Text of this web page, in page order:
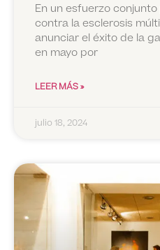
En un esfuerzo
contra la esclerosis
anunciar el éxito de la
en mayo por
LEER MÁS »
julio 18, 2024